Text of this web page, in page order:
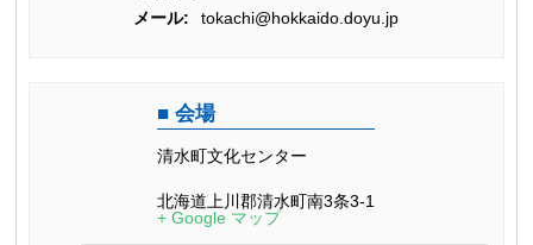
メール:
tokachi@hokkaido.doyu.jp
会場
清水町文化センター
北海道上川郡清水町南3条3-1
+ Google マップ